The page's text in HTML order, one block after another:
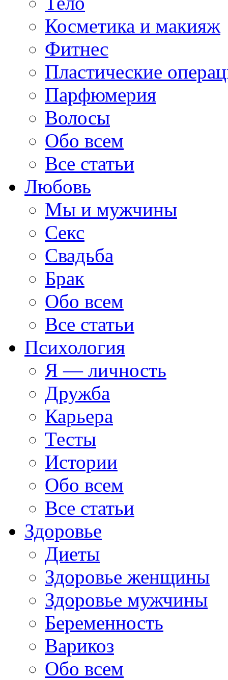
Косметика и макияж
Фитнес
Пластические
Парфюмерия
Волосы
Обо всем
Все статьи
Любовь
Мы и мужчины
Секс
Свадьба
Брак
Обо всем
Все статьи
Психология
Я — личность
Дружба
Карьера
Тесты
Истории
Обо всем
Все статьи
Здоровье
Диеты
Здоровье женщины
Здоровье мужчины
Беременность
Варикоз
Обо всем